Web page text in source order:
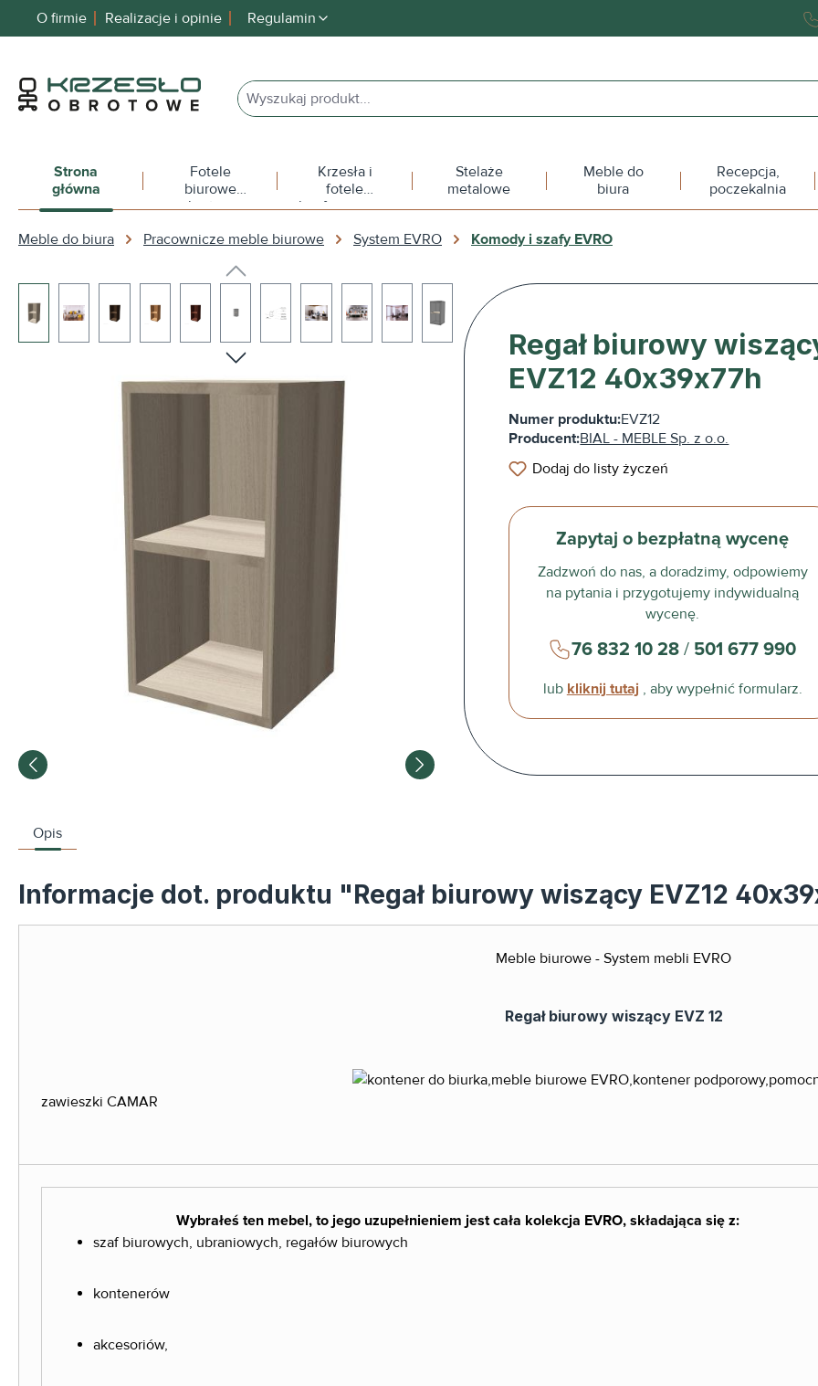
Przejdź do głównej nawigacji
O firmie Realizacje i opinie Regulamin
Strona
główna
Fotele
biurowe
obrotowe
Krzesła i
fotele
konferencyjne
Stelaże
metalowe
Meble do
biura
Recepcja,
poczekalnia
Meble do biura Pracownicze meble biurowe System EVRO Komody i szafy EVRO
Regał biurowy
EVZ12 40x39x77h
Numer produktu:EVZ12
Producent:BIAL - MEBLE Sp. z o.o.
Dodaj do listy życzeń
Zapytaj o bezpłatną wycenę
Zadzwoń do nas, a doradzimy, odpowiemy
na pytania i przygotujemy indywidualną
wycenę.
76 832 10 28 / 501 677 990
lub kliknij tutaj , aby wypełnić formularz.
Opis
Informacje dot. produktu "Regał biurowy wiszący EVZ12
Meble biurowe - System mebli EVRO
Regał biurowy wiszący EVZ 12
zawieszki CAMAR
Wybrałeś ten mebel, to jego uzupełnieniem jest cała kolekcja EVRO, składająca się z:
szaf biurowych, ubraniowych, regałów biurowych
kontenerów
akcesoriów,